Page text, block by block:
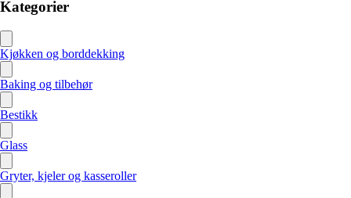
Kategorier
Kjøkken og borddekking
Baking og tilbehør
Bestikk
Glass
Gryter, kjeler og kasseroller